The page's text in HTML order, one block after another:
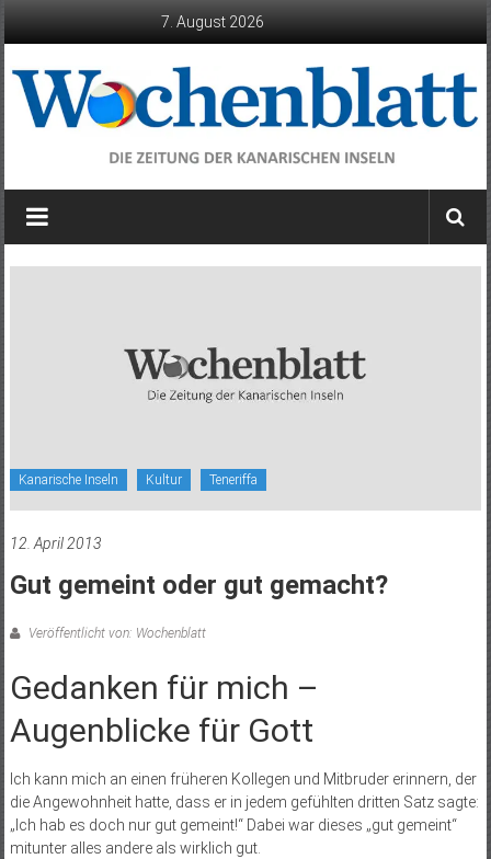
7. August 2026
Wochenblatt
die
Kanarische Inseln Kultur Teneriffa
12. April 2013
Gut gemeint oder gut gemacht?
Veröffentlicht von: Wochenblatt
Gedanken für mich ­–
Augenblicke für Gott
Ich kann mich an einen früheren Kollegen und Mitbruder erinnern, der
die Angewohnheit hatte, dass er in jedem gefühlten dritten Satz sagte:
„Ich hab es doch nur gut gemeint!“ Dabei war dieses „gut gemeint“
mitunter alles andere als wirklich gut.